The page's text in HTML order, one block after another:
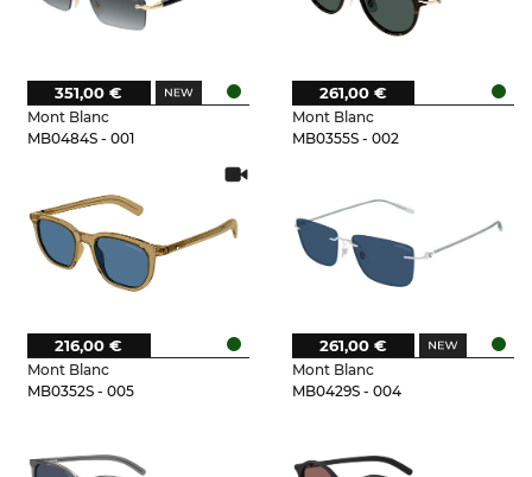
Mont Blanc
MB0484S - 001
351,00 €
Mont Blanc
MB0355S - 002
261,00 €
Mont Blanc
MB0352S - 005
216,00 €
Mont Blanc
MB0429S - 004
261,00 €